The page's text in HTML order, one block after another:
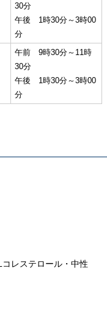
30分
午後 1時30分～3時00
分
午前 9時30分～11時
30分
午後 1時30分～3時00
分
レステロール・中性